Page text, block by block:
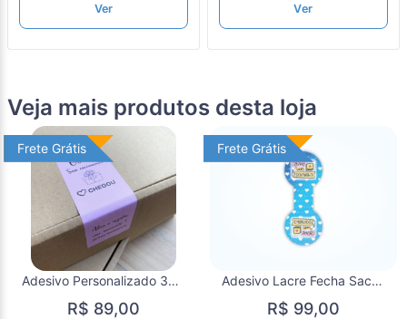
Ver Ver
Veja mais produtos desta loja
Frete Grátis
Frete Grátis
Adesivo Personalizado 3x6 100 un Lacre Retangular
R$ 89,00
Frete Grátis
Frete Grátis
Adesivo Lacre Fecha Sacola 25 un. Personalizados
R$ 99,00